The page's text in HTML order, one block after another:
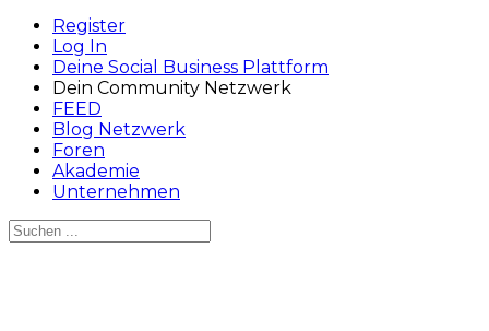
Register
Log In
Deine Social Business Plattform
Dein Community Netzwerk
FEED
Blog Netzwerk
Foren
Akademie
Unternehmen
Suchen
nach: